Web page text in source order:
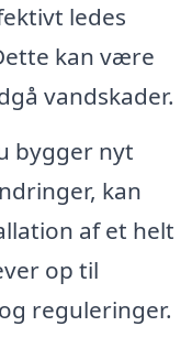
ledes
kan være
vandskader.
bygger nyt
kan
af et helt
op til
reguleringer.